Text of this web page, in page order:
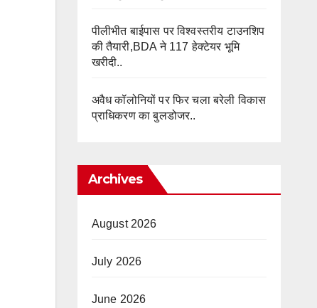
पीलीभीत बाईपास पर विश्वस्तरीय टाउनशिप
की तैयारी,BDA ने 117 हेक्टेयर भूमि
खरीदी..
अवैध कॉलोनियों पर फिर चला बरेली विकास
प्राधिकरण का बुलडोजर..
Archives
August 2026
July 2026
June 2026